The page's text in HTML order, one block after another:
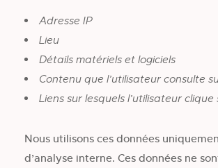
Adresse IP
Lieu
Détails matériels et logiciels
Contenu que l’utilisateur consulte
Liens sur lesquels l’utilisateur clique
Nous utilisons ces données
d’analyse interne. Ces données ne